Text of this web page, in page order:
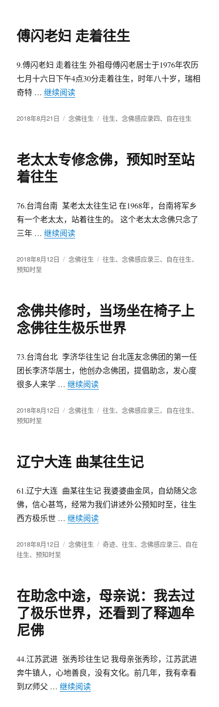
傅闪老妇 走着往生
9.傅闪老妇 走着往生 外祖母傅闪老居士于1976年农历
七月十六日下午4点30分走着往生，时年八十岁，瑞相
奇特 …继续阅读
发
2018年8月21日
分
念佛往生
标
往生、念佛感应录四、 自在往生
老太太专修念佛，预知时至站
着往生
76.台湾台南 某老太太往生记 在1968年，台南将军乡
有一个老太太，站着往生的。 这个老太太念佛只念了
三年 …继续阅读
发
布
2018年8月12日
分
念佛往生
标
往生、念佛感应录三、 自在往生、
预知时至
念佛共修时，当场坐在椅子上
念佛往生极乐世界
73.台湾台北 李济华往生记 台北莲友念佛团的第一任
团长李济华居士，他创办念佛团，提倡助念，发心度
很多人来学 …继续阅读
发
布
2018年8月12日
分
念佛往生
标
往生、念佛感应录三、 自在往生、
预知时至
辽宁大连 曲某往生记
61.辽宁大连 曲某往生记 我婆婆曲金凤，自幼随父念
佛，信心甚笃，经常为我们讲述外公预知时至，往生
西方极乐世 …继续阅读
发
布
2018年8月12日
分
念佛往生
标
奇迹、往生、念佛感应录三、 自在
往生、预知时至
在助念中途，母亲说：我去过
了极乐世界，还看到了释迦牟
尼佛
44.江苏武进 张秀珍往生记 我母亲张秀珍，江苏武进
奔牛镇人，心地善良，没有文化。前几年，我有幸看
到JZ师父 …继续阅读